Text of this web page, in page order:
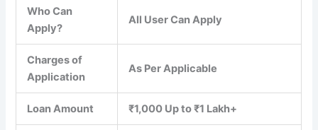
Who Can
Apply?
All User Can Apply
Charges of
Application
As Per Applicable
Loan Amount ₹1,000 Up to ₹1 Lakh+